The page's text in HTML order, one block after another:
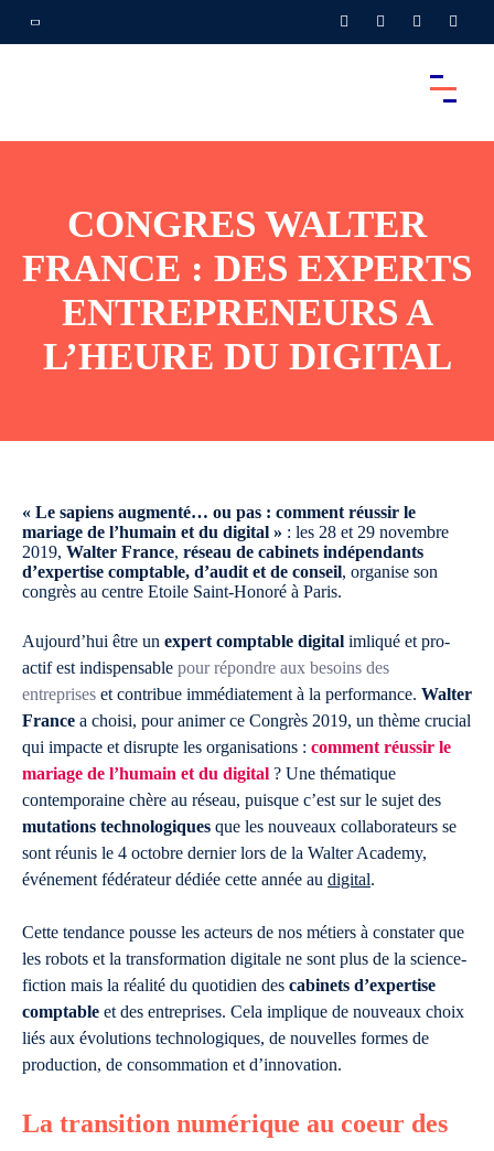
CONGRES WALTER
FRANCE : DES EXPERTS
ENTREPRENEURS A
L’HEURE DU DIGITAL
« Le sapiens augmenté… ou pas : comment réussir le
mariage de l’humain et du digital » : les 28 et 29 novembre
2019, Walter France, réseau de cabinets indépendants
d’expertise comptable, d’audit et de conseil, organise son
congrès au centre Etoile Saint-Honoré à Paris.
Aujourd’hui être un expert comptable digital imliqué et pro-
actif est indispensable pour répondre aux besoins des
entreprises et contribue immédiatement à la performance. Walter
France a choisi, pour animer ce Congrès 2019, un thème crucial
qui impacte et disrupte les organisations : comment réussir le
mariage de l’humain et du digital ? Une thématique
contemporaine chère au réseau, puisque c’est sur le sujet des
mutations technologiques que les nouveaux collaborateurs se
sont réunis le 4 octobre dernier lors de la Walter Academy,
événement fédérateur dédiée cette année au digital.
Cette tendance pousse les acteurs de nos métiers à constater que
les robots et la transformation digitale ne sont plus de la science-
fiction mais la réalité du quotidien des cabinets d’expertise
comptable et des entreprises. Cela implique de nouveaux choix
liés aux évolutions technologiques, de nouvelles formes de
production, de consommation et d’innovation.
La transition numérique au coeur des